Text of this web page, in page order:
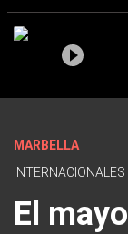
MARBELLA
INTERNACIONALES
El